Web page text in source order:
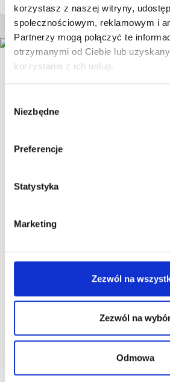
korzystasz z naszej witryny,
społecznościowym, reklamowym i
Partnerzy mogą połączyć te
otrzymanymi od Ciebie lub
korzystania z ich usług.
zgody
Niezbędne
Preferencje
Statystyka
Marketing
Zezwól na
Zezwól na
Odmowa
SWOICH
POSTÓW
NA
JAK
STUDIUM
JAK BUDOWAĆ
A JAK NIE
INSTAGRAMA! 3
GŁÓWNE…